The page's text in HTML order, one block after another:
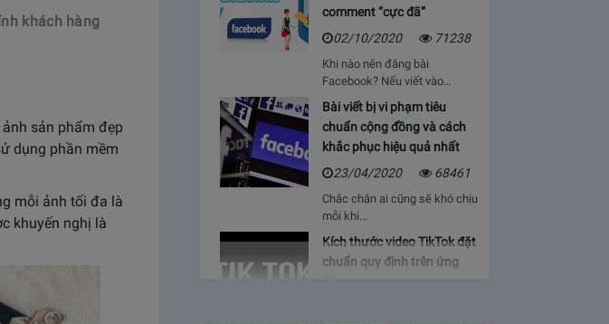
khách hàng
sản phẩm đẹp
dụng phần mềm
mỗi ảnh tối đa là
khuyến nghị là
comment “cực đã”
02/10/2020
71238
Khi nào nên đăng bài
Facebook? Nếu viết vào…
Bài viết bị vi phạm tiêu
chuẩn cộng đồng và cách
khắc phục hiệu quả nhất
23/04/2020
68461
Chắc chắn ai cũng sẽ khó chịu
mỗi khi…
Kích thước video TikTok đặt
chuẩn quy định trên ứng